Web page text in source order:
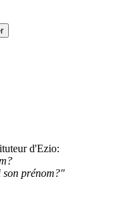
d'Ezio:
son prénom?"